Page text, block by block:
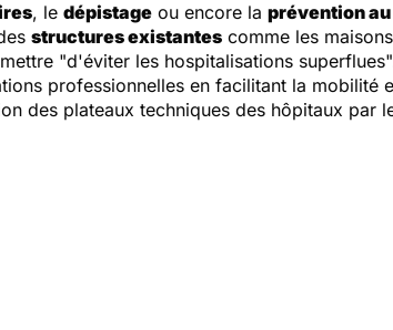
, le dépistage ou encore la prévention
structures existantes comme les
"d'éviter les hospitalisations
professionnelles en facilitant la mobilité
des plateaux techniques des hôpitaux par